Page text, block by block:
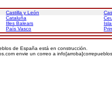
Castilla y León
Cataluña
Illes Balears
País Vasco
de España está en construcción.
envie un correo a